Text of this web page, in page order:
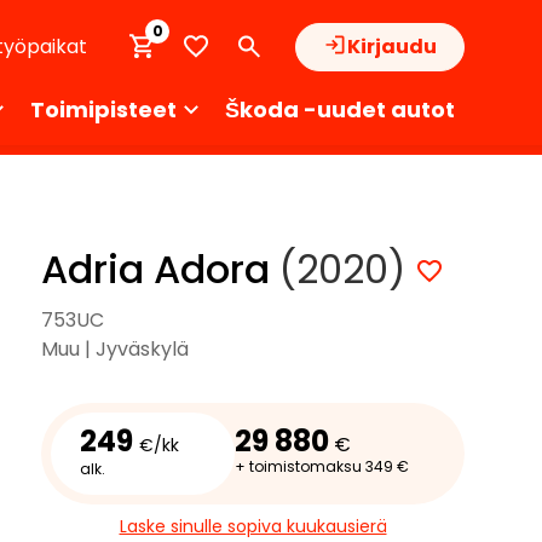
Kirjaudu
0
Toimipisteet Škoda -uudet autot
Adria Adora (2020)
753UC
Muu | Jyväskylä
249 €/kk
alk.
29 880 €
+ toimistomaksu 349 €
Laske sinulle sopiva kuukausierä